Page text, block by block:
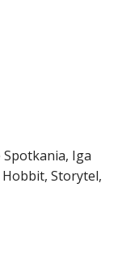
Iga
Storytel,